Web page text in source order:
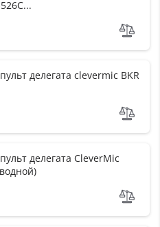
делегата clevermic BKR
делегата CleverMic